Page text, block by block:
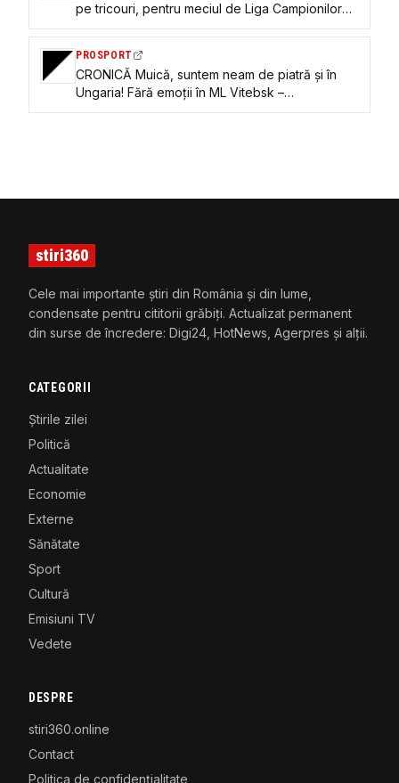
pe tricouri, pentru meciul de Liga Campionilor
cu Vitebsk
PROSPORT
CRONICĂ Muică, suntem neam de piatră și în
Ungaria! Fără emoții în ML Vitebsk –
Universitatea Craiova 1-4, e de părere Daniel
stiri360
Cele mai importante știri din România și din lume,
condensate pentru cititorii grăbiți. Actualizat permanent
din surse de încredere: Digi24, HotNews, Agerpres și alții.
CATEGORII
Știrile zilei
Politică
Actualitate
Economie
Externe
Sănătate
Sport
Cultură
Emisiuni TV
Vedete
DESPRE
stiri360.online
Contact
Politica de confidențialitate